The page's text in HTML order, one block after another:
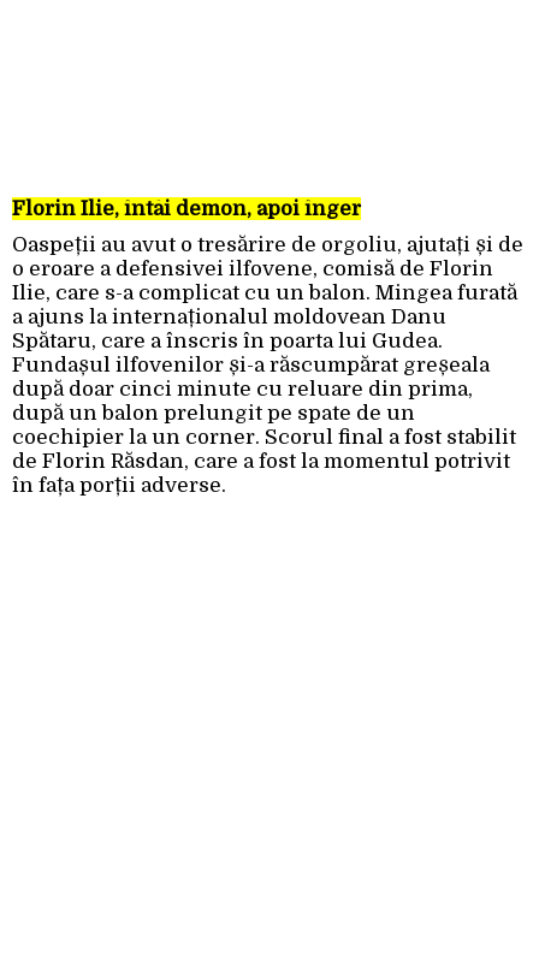
Florin Ilie, întâi demon, apoi înger
Oaspeții au avut o tresărire de orgoliu, ajutați și de
o eroare a defensivei ilfovene, comisă de Florin
Ilie, care s-a complicat cu un balon. Mingea furată
a ajuns la internaționalul moldovean Danu
Spătaru, care a înscris în poarta lui Gudea.
Fundașul ilfovenilor și-a răscumpărat greșeala
după doar cinci minute cu reluare din prima,
după un balon prelungit pe spate de un
coechipier la un corner. Scorul final a fost stabilit
de Florin Răsdan, care a fost la momentul potrivit
în fața porții adverse.